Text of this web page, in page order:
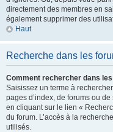
directement des membres en
également supprimer des
Haut
Recherche dans les
Comment rechercher dans
Saisissez un terme à
pages d’index, de forums ou
en cliquant sur le lien «
du forum. L’accès à la
utilisés.